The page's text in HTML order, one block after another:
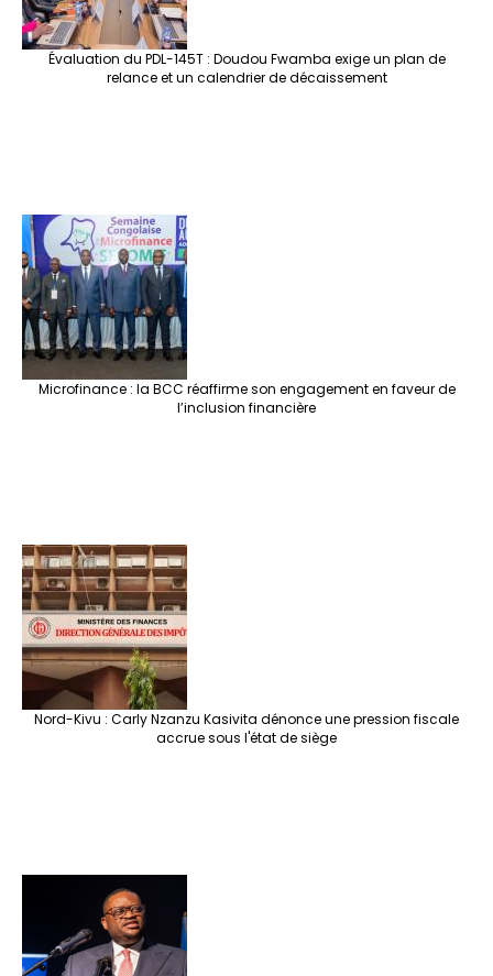
Évaluation du PDL-145T : Doudou Fwamba exige un plan de
relance et un calendrier de décaissement
Microfinance : la BCC réaffirme son engagement en faveur de
l’inclusion financière
Nord-Kivu : Carly Nzanzu Kasivita dénonce une pression fiscale
accrue sous l'état de siège